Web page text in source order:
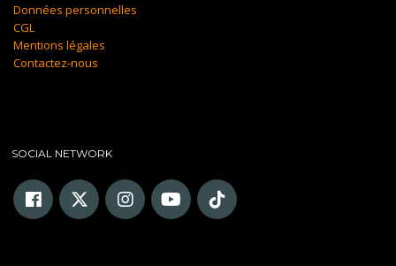
Données personnelles
CGL
Mentions légales
Contactez-nous
SOCIAL NETWORK